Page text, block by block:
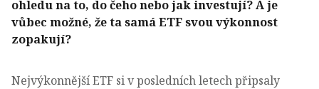
ohledu na to, do čeho nebo jak investují? A je
vůbec možné, že ta samá ETF svou výkonnost
zopakují?
Nejvýkonnější ETF si v posledních letech připsaly